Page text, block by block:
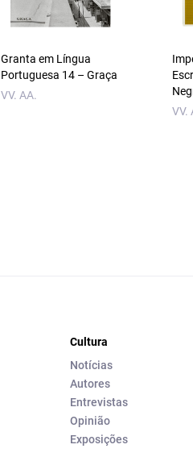
Granta em Língua
Portuguesa 14 – Graça
VV. AA.
VV.
Cultura
Notícias
Autores
Entrevistas
Opinião
Exposições